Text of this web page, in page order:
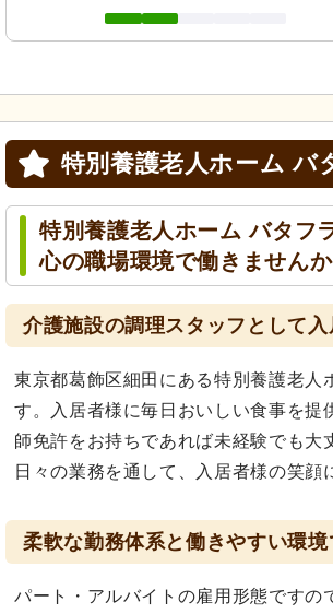
特別養護老人ホーム バ
特別養護老人ホーム バタフ
心の職場環境で働きませんか
介護施設の調理スタッフとして
東京都葛飾区細田にある特別養護老人
す。入居者様に毎日おいしい食事を提
師免許をお持ちであれば未経験でも大
日々の業務を通して、入居者様の笑顔
柔軟な勤務体系と働きやすい環
パート・アルバイトの雇用形態ですの